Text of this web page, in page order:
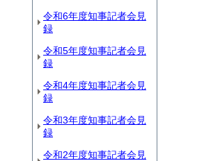
令和6年度知事記者会見
録
令和5年度知事記者会見
録
令和4年度知事記者会見
録
令和3年度知事記者会見
録
令和2年度知事記者会見